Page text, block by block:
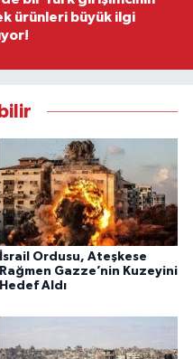
ürünleri büyük ilgi
İsrail Ordusu, Ateşkese
Rağmen Gazze’nin Kuzeyini
Hedef Aldı